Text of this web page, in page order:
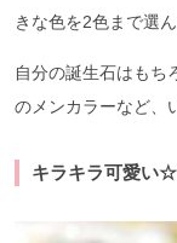
きな色を2色まで選
自分の誕生石はもち
のメンカラーなど、
キラキラ可愛い